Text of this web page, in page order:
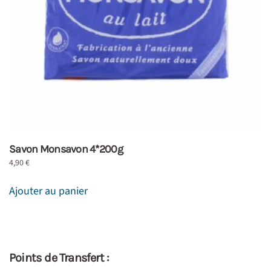
Savon Monsavon 4*200g
4,90€
Ajouter au panier
Points de Transfert :